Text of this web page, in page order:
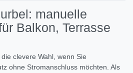
manuelle
Balkon, Terrasse
clevere Wahl, wenn Sie
ohne Stromanschluss möchten. Als